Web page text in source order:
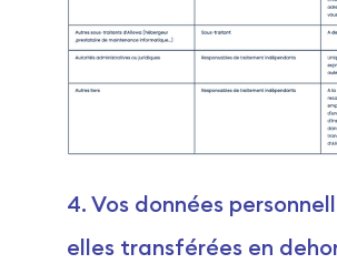
4. Vos données
elles transférées en